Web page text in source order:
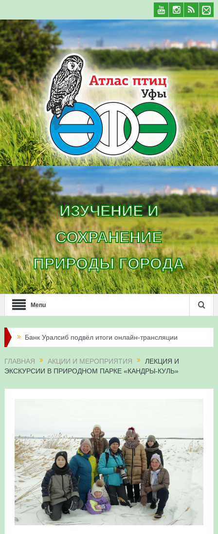
ИЗУЧЕНИЕ И
СОХРАНЕНИЕ
ПРИРОДЫ ГОРОДА
Menu
Банк Уралсиб подвёл итоги онлайн-трансляции
Итоги акции «Соловьиные вечера-2026» в
Итоги акции «Весенняя перекличка-2026» в
Республике Башкортостан
«Весенняя перекличка-2026» — 21-31 мая 2026
Мероприятие для ребят из дневного лагеря центра
олимпиадного движения «Аврора»
ГЛАВНАЯ АКЦИИ И МЕРОПРИЯТИЯ
ЛЕКЦИЯ И
ЭКСКУРСИИ В ПРИРОДНОМ ПАРКЕ «КАНДРЫ-КУЛЬ»